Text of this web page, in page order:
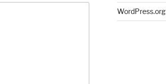
WordPress.org